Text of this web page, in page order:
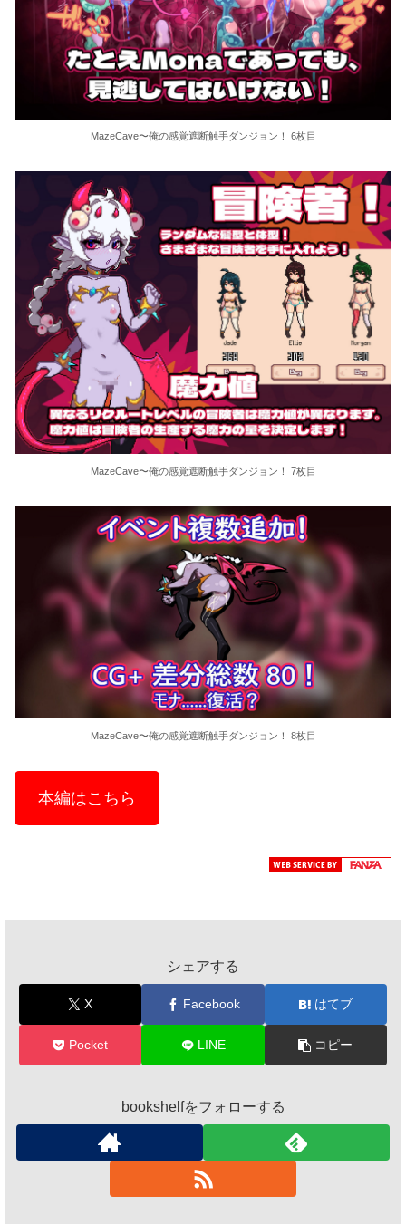
MazeCave〜俺の感覚遮断触手ダンジョン！ 6枚目
MazeCave〜俺の感覚遮断触手ダンジョン！ 7枚目
MazeCave〜俺の感覚遮断触手ダンジョン！ 8枚目
本編はこちら
シェアする
X Facebook はてブ
Pocket LINE コピー
bookshelfをフォローする